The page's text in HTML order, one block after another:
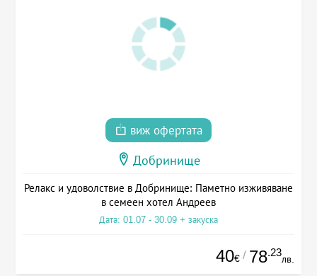
виж офертата
Добринище
Релакс и удоволствие в Добринище: Паметно изживяване
в семеен хотел Андреев
Дата: 01.07 - 30.09 + закуска
40€ / 78.23
лв.